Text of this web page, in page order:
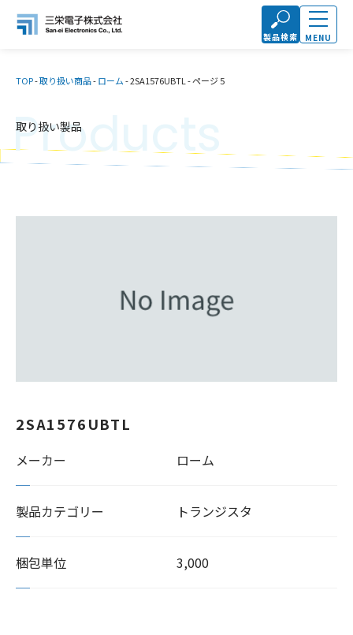
製品検索 MENU
TOP-取り扱い商品-ローム-2SA1576UBTL -ページ 5
取り扱い製品
Products
2SA1576UBTL
メーカー ローム
製品カテゴリー トランジスタ
梱包単位 3,000